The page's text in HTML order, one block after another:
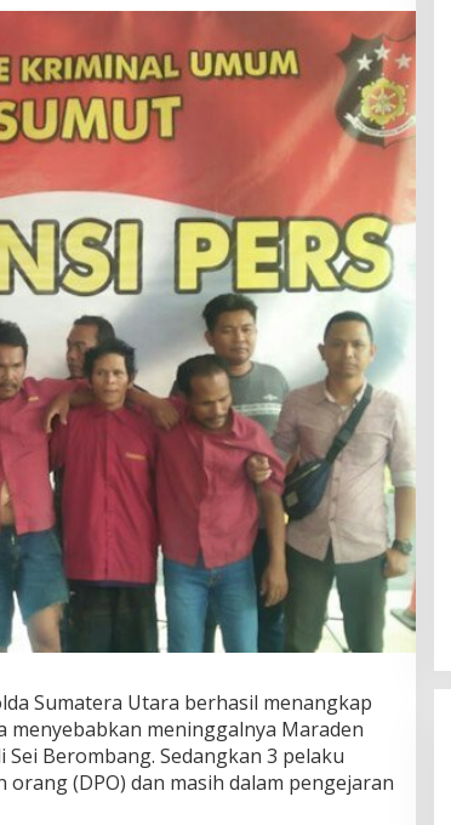
Sumatera Utara berhasil menangkap
meninggalnya Maraden
Berombang. Sedangkan 3 pelaku
(DPO) dan masih dalam pengejaran